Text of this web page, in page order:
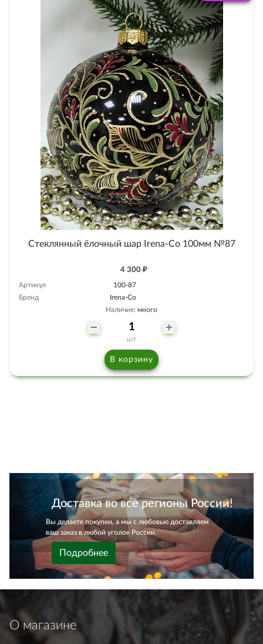
Стеклянный ёлочный шар Irena-Co 100мм №87
4 300 ₽
Артикул
100-87
Бренд
Irena-Co
Наличие: много
шт
В корзину
Доставка во все регионы России!
Вы делаете покупки, а мы с любовью доставляем
ваш заказ в любой уголок России.
Подробнее
О магазине